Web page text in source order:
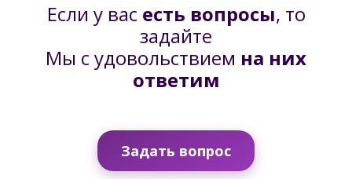
Если у вас есть вопросы, то
задайте
Мы с удовольствием на них
ответим
Задать вопрос